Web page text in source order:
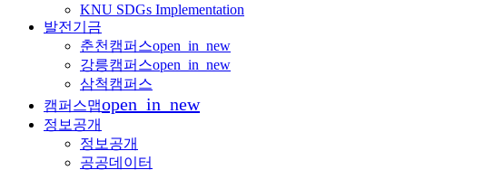
KNU SDGs Implementation
발전기금
춘천캠퍼스open_in_new
강릉캠퍼스open_in_new
삼척캠퍼스
캠퍼스맵open_in_new
정보공개
정보공개
공공데이터